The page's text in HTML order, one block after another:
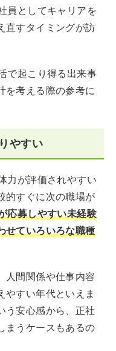
員としてキャリアを
直すタイミングが訪
で起こり得る出来事
を考える際の参考に
やすい
力が評価されやすい
的すぐに次の職場が
応募しやすい未経験
せていろいろな職種
人間関係や仕事内容
やすい年代といえま
う安心感から、正社
まうケースもあるの